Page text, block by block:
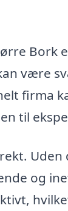
Bork
være
firma
til
og